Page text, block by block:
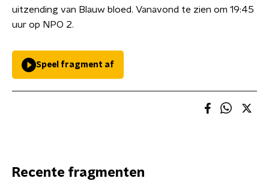
uitzending van Blauw bloed. Vanavond te zien om 19:45
uur op NPO 2.
Speel fragment af
Recente fragmenten